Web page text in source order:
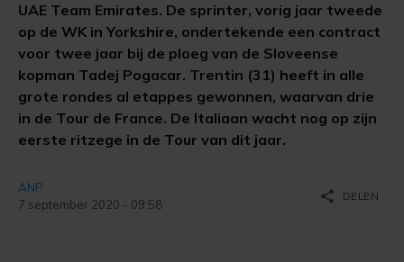
UAE Team Emirates. De sprinter, vorig jaar tweede
op de WK in Yorkshire, ondertekende een contract
voor twee jaar bij de ploeg van de Sloveense
kopman Tadej Pogacar. Trentin (31) heeft in alle
grote rondes al etappes gewonnen, waarvan drie
in de Tour de France. De Italiaan wacht nog op zijn
eerste ritzege in de Tour van dit jaar.
ANP
7 september 2020 - 09:58
share DELEN